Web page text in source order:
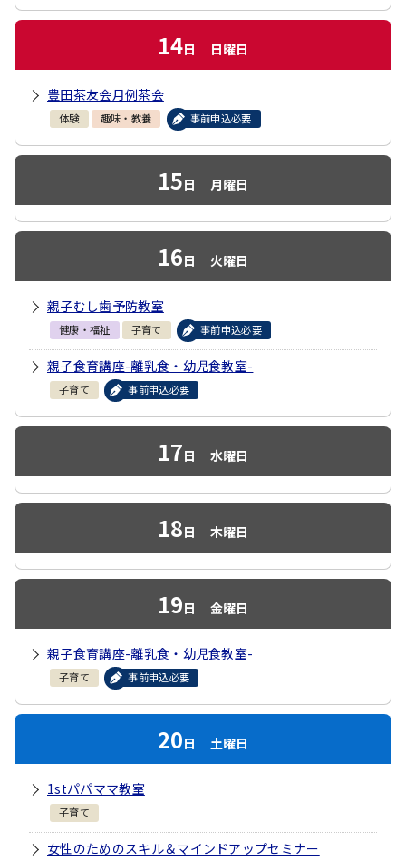
14日 日曜日
豊田茶友会月例茶会
体験 趣味・教養 事前申込必要
15日 月曜日
16日 火曜日
親子むし歯予防教室
健康・福祉 子育て 事前申込必要
親子食育講座-離乳食・幼児食教室-
子育て 事前申込必要
17日 水曜日
18日 木曜日
19日 金曜日
親子食育講座-離乳食・幼児食教室-
子育て 事前申込必要
20日 土曜日
1stパパママ教室
子育て
女性のためのスキル＆マインドアップセミナー